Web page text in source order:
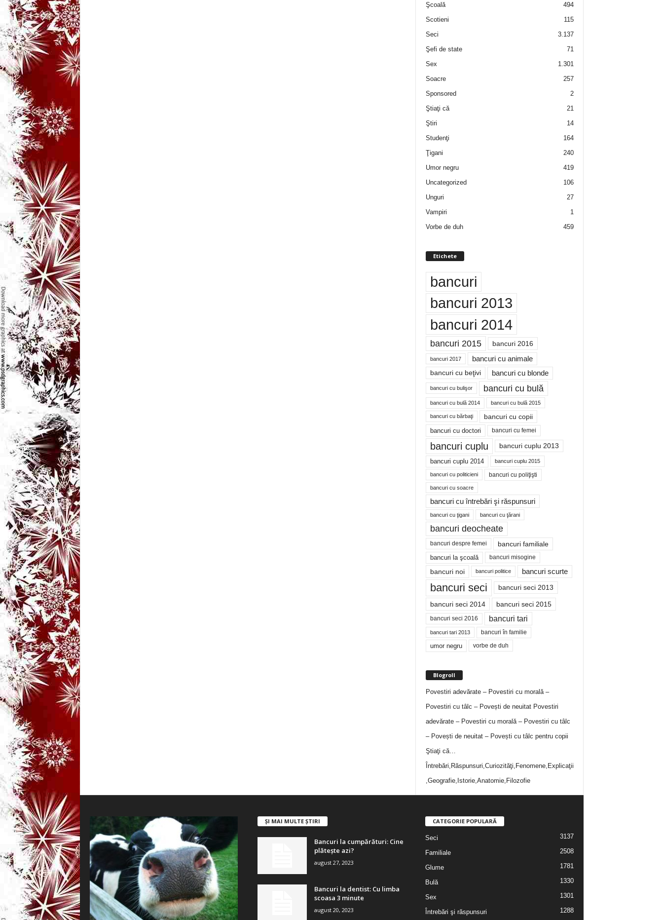
Şcoală
494
Scotieni
115
Seci
3.137
Şefi de state
71
Sex
1.301
Soacre
257
Sponsored
2
Ştiaţi că
21
Ştiri
14
Studenţi
164
Ţigani
240
Umor negru
419
Uncategorized
106
Unguri
27
Vampiri
1
Vorbe de duh
459
Etichete
bancuri
bancuri 2013
bancuri 2014
bancuri 2015 bancuri 2016
bancuri 2017 bancuri cu animale
bancuri cu beţivi bancuri cu blonde
bancuri cu bulişor bancuri cu bulă
bancuri cu bulă 2014 bancuri cu bulă 2015
bancuri cu bărbaţi bancuri cu copii
bancuri cu doctori bancuri cu femei
bancuri cuplu bancuri cuplu 2013
bancuri cuplu 2014 bancuri cuplu 2015
bancuri cu politicieni bancuri cu poliţişti
bancuri cu soacre
bancuri cu întrebări şi răspunsuri
bancuri cu ţigani bancuri cu ţărani
bancuri deocheate
bancuri despre femei bancuri familiale
bancuri la şcoală bancuri misogine
bancuri noi bancuri politice bancuri scurte
bancuri seci bancuri seci 2013
bancuri seci 2014 bancuri seci 2015
bancuri seci 2016 bancuri tari
bancuri tari 2013 bancuri în familie
umor negru vorbe de duh
Blogroll
Povestiri adevărate – Povestiri cu morală –
Povestiri cu tâlc – Povești de neuitatPovestiri
adevărate – Povestiri cu morală – Povestiri cu tâlc
– Povești de neuitat – Povești cu tâlc pentru copii
Ştiaţi că…
Întrebări,Răspunsuri,Curiozităţi,Fenomene,Explicaţii
,Geografie,Istorie,Anatomie,Filozofie
ȘI MAI MULTE ȘTIRI
Bancuri la cumpărături: Cine
plătește azi?
august 27, 2023
Bancuri la dentist: Cu limba
scoasa 3 minute
august 20, 2023
CATEGORIE POPULARĂ
Seci 3137
Familiale 2508
Glume 1781
Bulă 1330
Sex 1301
Întrebări şi răspunsuri 1288